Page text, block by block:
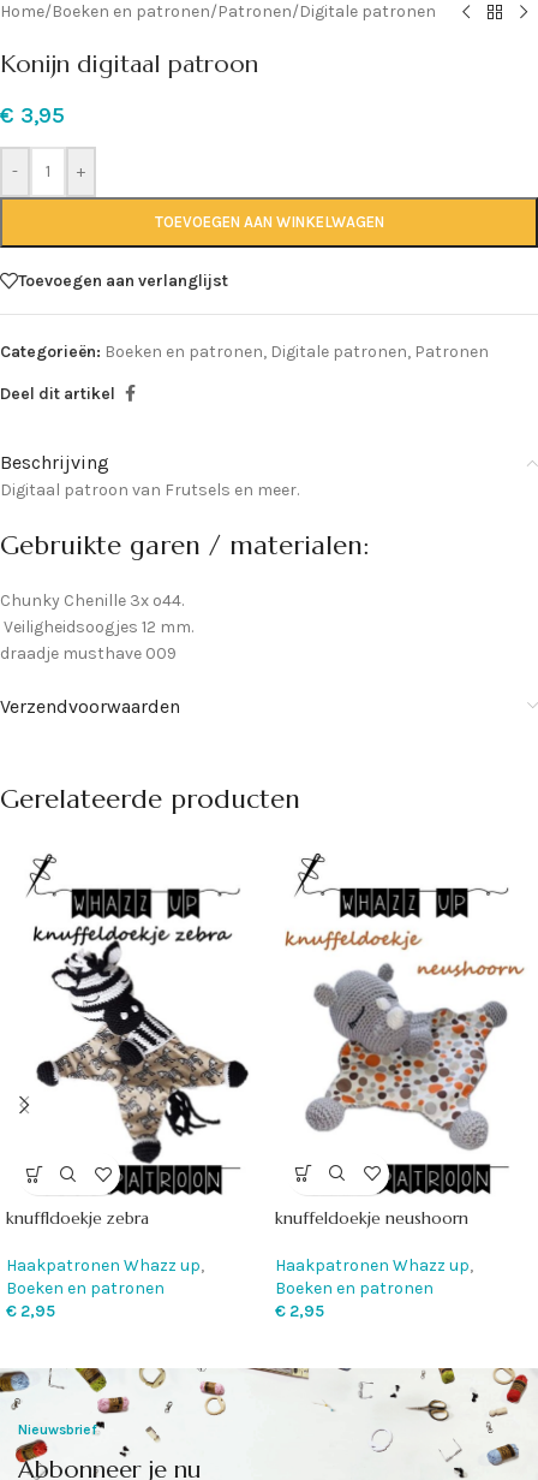
Home/Boeken en patronen/Patronen/Digitale patronen
Konijn digitaal patroon
€ 3,95
- +
TOEVOEGEN AAN WINKELWAGEN
Toevoegen aan verlanglijst
Categorieën: Boeken en patronen, Digitale patronen, Patronen
Deel dit artikel
Beschrijving
Digitaal patroon van Frutsels en meer.
Gebruikte garen / materialen:
Chunky Chenille 3x o44.
Veiligheidsoogjes 12 mm.
draadje musthave 009
Verzendvoorwaarden
Gerelateerde producten
knuffldoekje zebra
Haakpatronen Whazz up,
Boeken en patronen
€ 2,95
knuffeldoekje neushoorn
Haakpatronen Whazz up,
Boeken en patronen
€ 2,95
Nieuwsbrief
Abbonneer je nu